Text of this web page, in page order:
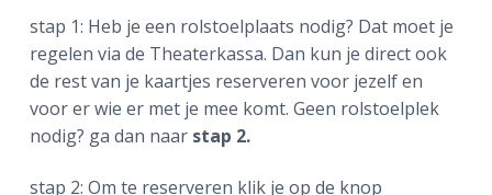
stap 1: Heb je een rolstoelplaats nodig? Dat moet je
regelen via de Theaterkassa. Dan kun je direct ook
de rest van je kaartjes reserveren voor jezelf en
voor er wie er met je mee komt. Geen rolstoelplek
nodig? ga dan naar stap 2.
stap 2: Om te reserveren klik je op de knop